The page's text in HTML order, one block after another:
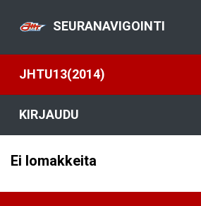
SEURANAVIGOINTI
JHTU13(2014)
KIRJAUDU
Ei lomakkeita